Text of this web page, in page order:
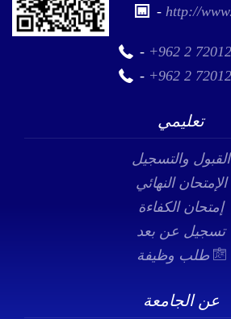
- http://
- +962 2
- +962 2
تعليمي
القبول والتسجيل
الإمتحان النهائي
إمتحان الكفاءة
تسجيل عن بعد
عن الجامعة